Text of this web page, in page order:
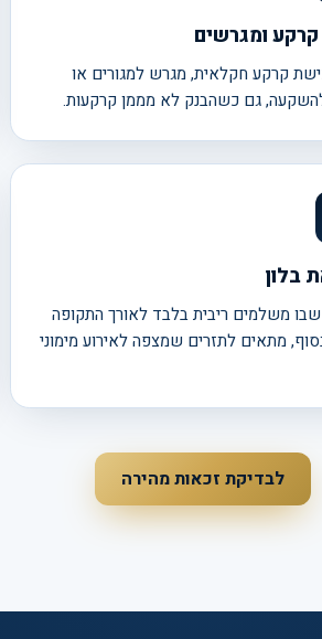
קרקע ומגרשים
קרקע חקלאית, מגרש למגורים או
גם כשהבנק לא מממן קרקעות.
בלון
משלמים ריבית בלבד לאורך התקופה
מתאים לתזרים שמצפה לאירוע מימוני
לבדיקת זכאות מהירה